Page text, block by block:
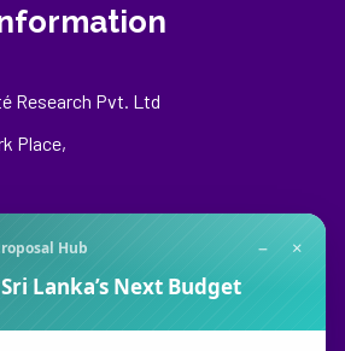
Research Pvt. Ltd
Place,
8544
Hub − ×
Lanka’s Next Budget